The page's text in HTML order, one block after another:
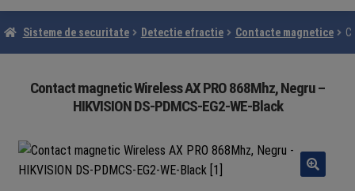
Sisteme de securitate Detectie efractie Contacte magnetice
Contact magnetic Wireless AX PRO 868Mhz, Negru –
HIKVISION DS-PDMCS-EG2-WE-Black